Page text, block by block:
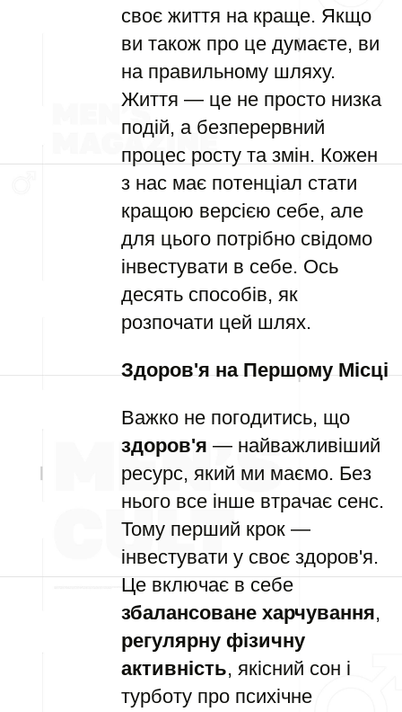
своє життя на краще. Якщо
ви також про це думаєте, ви
на правильному шляху.
Життя — це не просто низка
подій, а безперервний
процес росту та змін. Кожен
з нас має потенціал стати
кращою версією себе, але
для цього потрібно свідомо
інвестувати в себе. Ось
десять способів, як
розпочати цей шлях.
Здоров'я на Першому Місці
Важко не погодитись, що
здоров'я — найважливіший
ресурс, який ми маємо. Без
нього все інше втрачає сенс.
Тому перший крок —
інвестувати у своє здоров'я.
Це включає в себе
збалансоване харчування,
регулярну фізичну
активність, якісний сон і
турботу про психічне